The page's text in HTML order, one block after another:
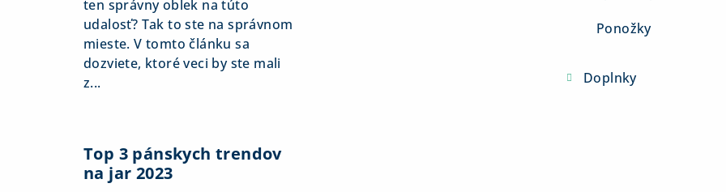
ten správny oblek na túto
udalosť? Tak to ste na správnom
mieste. V tomto článku sa
dozviete, ktoré veci by ste mali
z...
Top 3 pánskych trendov
na jar 2023
Ponožky
Doplnky